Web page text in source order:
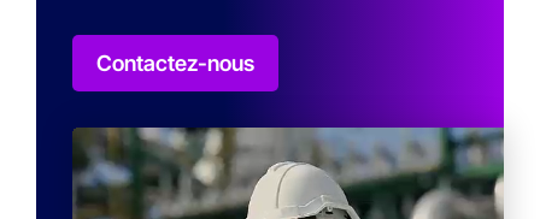
Contactez-nous